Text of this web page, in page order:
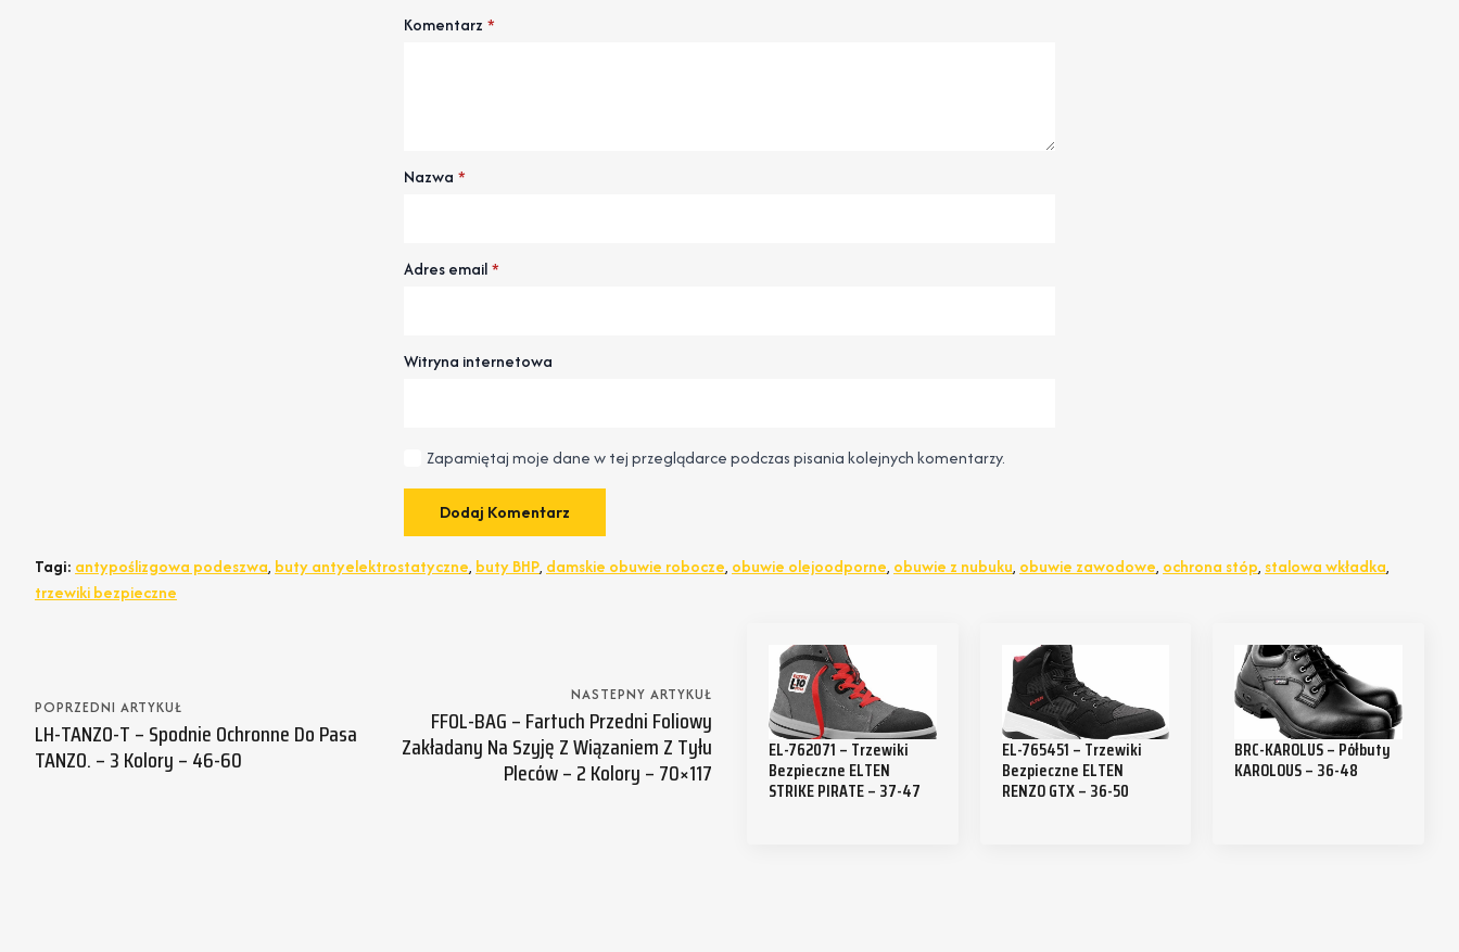
Komentarz *
Nazwa *
Adres email*
Witryna internetowa
Zapamiętaj moje dane w tej przeglądarce podczas pisania kolejnych komentarzy.
Tagi: antypoślizgowa podeszwa, buty antyelektrostatyczne, buty BHP, damskie obuwie robocze, obuwie olejoodporne, obuwie z nubuku, obuwie zawodowe, ochrona stóp, stalowa wkładka,
trzewiki bezpieczne
POPRZEDNI ARTYKUŁ
LH-TANZO-T – Spodnie Ochronne Do Pasa
TANZO. – 3 Kolory – 46-60
NASTEPNY ARTYKUŁ
FFOL-BAG – Fartuch Przedni Foliowy
Zakładany Na Szyję Z Wiązaniem Z Tyłu
Pleców – 2 Kolory – 70×117
EL-762071 – Trzewiki
Bezpieczne ELTEN
STRIKE PIRATE – 37-47
EL-765451 – Trzewiki
Bezpieczne ELTEN
RENZO GTX – 36-50
BRC-KAROLUS – Półbuty
KAROLOUS – 36-48